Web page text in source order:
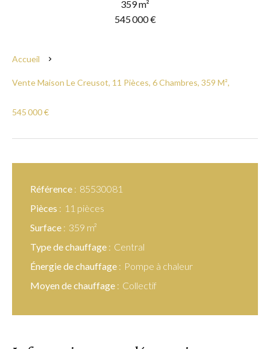
359 m²
545 000 €
Accueil
Vente Maison Le Creusot, 11 Pièces, 6 Chambres, 359 M²,
545 000 €
Référence
85530081
Pièces
11 pièces
Surface
359 m²
Type de chauffage
Central
Énergie de chauffage
Pompe à chaleur
Moyen de chauffage
Collectif